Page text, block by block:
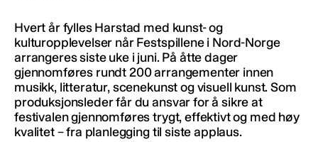
Hvert år fylles Harstad med kunst- og
kulturopplevelser når Festspillene i Nord-Norge
arrangeres siste uke i juni. På åtte dager
gjennomføres rundt 200 arrangementer innen
musikk, litteratur, scenekunst og visuell kunst. Som
produksjonsleder får du ansvar for å sikre at
festivalen gjennomføres trygt, effektivt og med høy
kvalitet – fra planlegging til siste applaus.